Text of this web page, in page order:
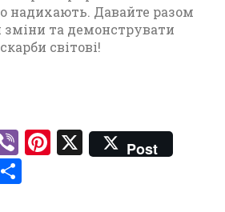
надихають. Давайте разом
та демонструвати
світові!
V
ib
er
Pi X
Post